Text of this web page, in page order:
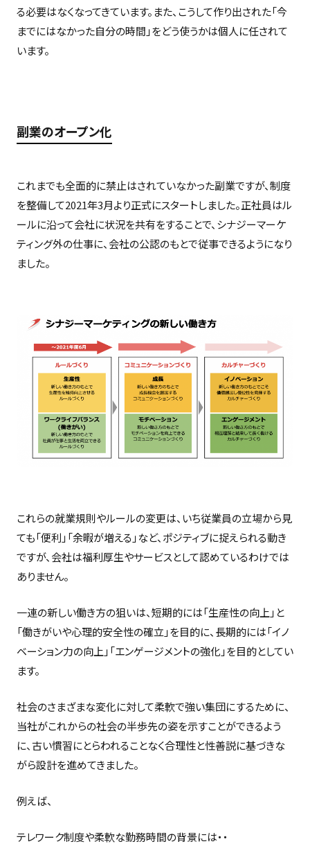
る必要はなくなってきています。また、こうして作り出された「今
までにはなかった自分の時間」をどう使うかは個人に任されて
います。
副業のオープン化
これまでも全面的に禁止はされていなかった副業ですが、制度
を整備して2021年3月より正式にスタートしました。正社員はル
ールに沿って会社に状況を共有をすることで、シナジーマーケ
ティング外の仕事に、会社の公認のもとで従事できるようになり
ました。
これらの就業規則やルールの変更は、いち従業員の立場から見
ても「便利」「余暇が増える」など、ポジティブに捉えられる動き
ですが、会社は福利厚生やサービスとして認めているわけでは
ありません。
一連の新しい働き方の狙いは、短期的には「生産性の向上」と
「働きがいや心理的安全性の確立」を目的に、長期的には「イノ
ベーション力の向上」「エンゲージメントの強化」を目的としてい
ます。
社会のさまざまな変化に対して柔軟で強い集団にするために、
当社がこれからの社会の半歩先の姿を示すことができるよう
に、古い慣習にとらわれることなく合理性と性善説に基づきな
がら設計を進めてきました。
例えば、
テレワーク制度や柔軟な勤務時間の背景には・・